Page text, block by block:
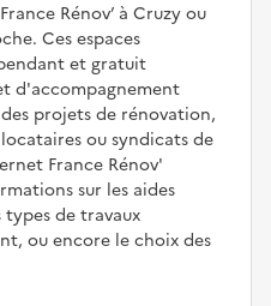
Rénov’ à Cruzy ou
Ces espaces
et gratuit
d'accompagnement
projets de rénovation,
ou syndicats de
France Rénov'
sur les aides
de travaux
ou encore le choix des